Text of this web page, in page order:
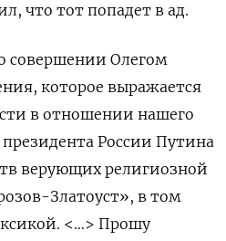
что тот попадет в ад.
совершении Олегом
которое выражается
в отношении нашего
России Путина
верующих религиозной
Златоуст», в том
<…> Прошу